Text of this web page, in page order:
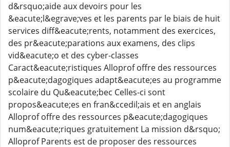
d&rsquo;aide aux devoirs pour les
&eacute;l&egrave;ves et les parents par le biais de huit
services diff&eacute;rents, notamment des exercices,
des pr&eacute;parations aux examens, des clips
vid&eacute;o et des cyber-classes
Caract&eacute;ristiques Alloprof offre des ressources
p&eacute;dagogiques adapt&eacute;es au programme
scolaire du Qu&eacute;bec Celles-ci sont
propos&eacute;es en fran&ccedil;ais et en anglais
Alloprof offre des ressources p&eacute;dagogiques
num&eacute;riques gratuitement La mission d&rsquo;
Alloprof Parents est de proposer des ressources